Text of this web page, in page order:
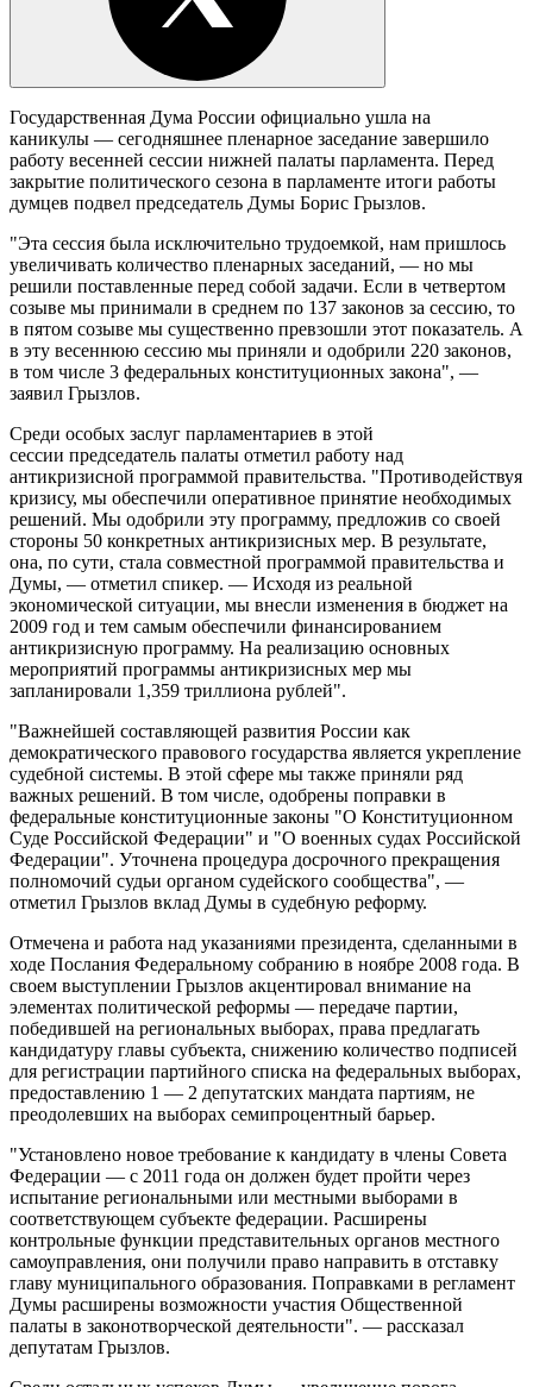
Государственная Дума России официально ушла на
каникулы — сегодняшнее пленарное заседание завершило
работу весенней сессии нижней палаты парламента. Перед
закрытие политического сезона в парламенте итоги работы
думцев подвел председатель Думы Борис Грызлов.
"Эта сессия была исключительно трудоемкой, нам пришлось
увеличивать количество пленарных заседаний, — но мы
решили поставленные перед собой задачи. Если в четвертом
созыве мы принимали в среднем по 137 законов за сессию, то
в пятом созыве мы существенно превзошли этот показатель. А
в эту весеннюю сессию мы приняли и одобрили 220 законов,
в том числе 3 федеральных конституционных закона", —
заявил Грызлов.
Среди особых заслуг парламентариев в этой
сессии председатель палаты отметил работу над
антикризисной программой правительства. "Противодействуя
кризису, мы обеспечили оперативное принятие необходимых
решений. Мы одобрили эту программу, предложив со своей
стороны 50 конкретных антикризисных мер. В результате,
она, по сути, стала совместной программой правительства и
Думы, — отметил спикер. — Исходя из реальной
экономической ситуации, мы внесли изменения в бюджет на
2009 год и тем самым обеспечили финансированием
антикризисную программу. На реализацию основных
мероприятий программы антикризисных мер мы
запланировали 1,359 триллиона рублей".
"Важнейшей составляющей развития России как
демократического правового государства является укрепление
судебной системы. В этой сфере мы также приняли ряд
важных решений. В том числе, одобрены поправки в
федеральные конституционные законы "О Конституционном
Суде Российской Федерации" и "О военных судах Российской
Федерации". Уточнена процедура досрочного прекращения
полномочий судьи органом судейского сообщества", —
отметил Грызлов вклад Думы в судебную реформу.
Отмечена и работа над указаниями президента, сделанными в
ходе Послания Федеральному собранию в ноябре 2008 года. В
своем выступлении Грызлов акцентировал внимание на
элементах политической реформы — передаче партии,
победившей на региональных выборах, права предлагать
кандидатуру главы субъекта, снижению количество подписей
для регистрации партийного списка на федеральных выборах,
предоставлению 1 — 2 депутатских мандата партиям, не
преодолевших на выборах семипроцентный барьер.
"Установлено новое требование к кандидату в члены Совета
Федерации — с 2011 года он должен будет пройти через
испытание региональными или местными выборами в
соответствующем субъекте федерации. Расширены
контрольные функции представительных органов местного
самоуправления, они получили право направить в отставку
главу муниципального образования. Поправками в регламент
Думы расширены возможности участия Общественной
палаты в законотворческой деятельности". — рассказал
депутатам Грызлов.